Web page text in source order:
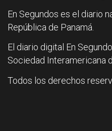
En Segundos es el diario
República de Panamá.
El diario digital En
Sociedad Interamericana
Todos los derechos